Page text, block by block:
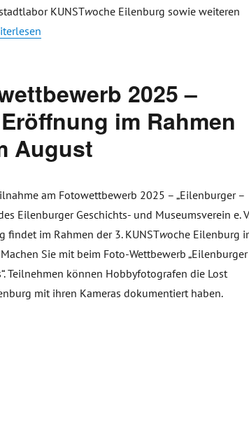
KUNSTwoche Eilenburg sowie weiteren
Friedensstadt Eilenburg – 380 Jahre
2025 –
im Rahmen
August
am Fotowettbewerb 2025 – „Eilenburger –
Eilenburger Geschichts- und Museumsverein e.
findet im Rahmen der 3. KUNSTwoche Eilenburg
Sie mit beim Foto-Wettbewerb
Teilnehmen können Hobbyfotografen die Lost
mit ihren Kameras dokumentiert haben.
am Fotowettbewerb 2025 – „Eilenburger